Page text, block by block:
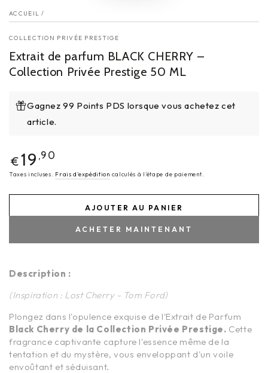
ACCUEIL /
COLLECTION PRIVÉE PRESTIGE
Extrait de parfum BLACK CHERRY –
Collection Privée Prestige 50 ML
Gagnez 99 Points PDS lorsque vous achetez cet
article.
Prix
normal
€19 ,90
Taxes incluses. Frais d'expédition calculés à l'étape de paiement.
AJOUTER AU PANIER
ACHETER MAINTENANT
Description :
(Inspiration : Lost Cherry - Tom Ford)
Plongez dans l'opulence exquise de l'Extrait de Parfum
Black Cherry de la Collection Privée Prestige. Cette
fragrance captivante capture l'essence même de la
tentation et du mystère, vous enveloppant d'un voile
envoûtant et séduisant.